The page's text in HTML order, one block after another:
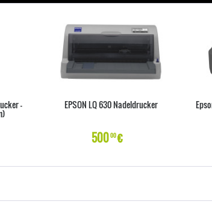
- EPSON LQ 630 Nadeldrucker
50000€